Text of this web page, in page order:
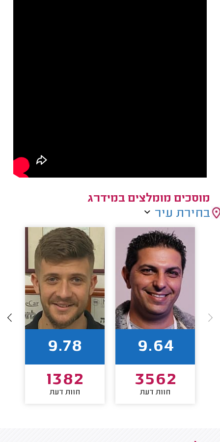
מוסכים מומלצים במידרג
בחירת עיר
9.64
3562
חוות דעת
9.78
1382
חוות דעת